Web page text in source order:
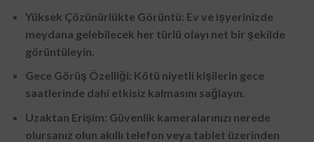
Yüksek Çözünürlükte Görüntü: Ev ve işyerinizde
meydana gelebilecek her türlü olayı net bir şekilde
görüntüleyin.
Gece Görüş Özelliği: Kötü niyetli kişilerin gece
saatlerinde dahi etkisiz kalmasını sağlayın.
Uzaktan Erişim: Güvenlik kameralarınızı nerede
olursanız olun akıllı telefon veya tablet üzerinden